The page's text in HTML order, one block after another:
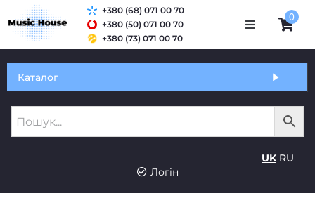
Оплата і доставка
+380 (68) 071 00 70
+380 (50) 071 00 70
+380 (73) 071 00 70
0
Каталог
UK RU
Логін